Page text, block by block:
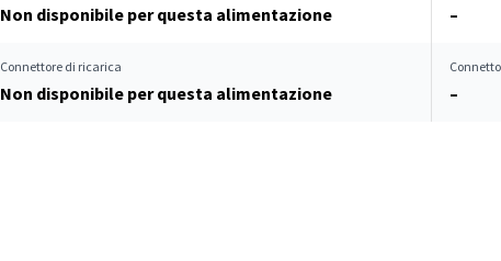
Non disponibile per questa alimentazione –
Connettore di ricarica
Non disponibile per questa alimentazione –